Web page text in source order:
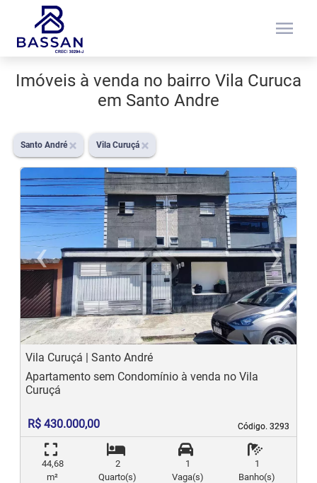
menu
Imóveis à venda no bairro Vila Curuca
em Santo Andre
Santo André Vila Curuçá
‹
Previous
›
Vila Curuçá | Santo André
Código. 3293
Código. 3293
Apartamento sem Condomínio à venda no Vila
Curuçá
R$ 430.000,00
44,68
m²
2
Quarto(s)
1
Vaga(s)
1
Banho(s)